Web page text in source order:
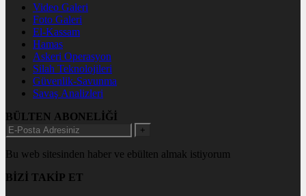
Video Galeri
Foto Galeri
El-Kassam
Hamas
Askeri Operasyon
Silah Teknolojileri
Güvenlik-Savunma
Savaş Analizleri
BÜLTEN ABONELİĞİ
+
Bu web sitesinden haber ve ebülten almak istiyorum
BİZİ TAKİP ET